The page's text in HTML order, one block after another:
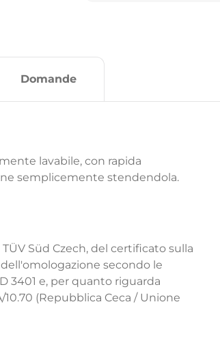
Domande
lavabile, con rapida
semplicemente stendendola.
Süd Czech, del certificato sulla
secondo le
3401 e, per quanto riguarda
(Repubblica Ceca / Unione